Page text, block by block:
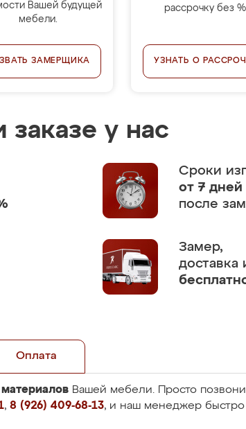
Вашей будущей
мебели.
ЗАМЕРЩИКА
рассрочку без
УЗНАТЬ О
заказе у нас
Сроки
от 7 дней
после
Замер,
доставка
Оплата
Вашей мебели. Просто
, 8 (926) 409-68-13, и наш менеджер быстро